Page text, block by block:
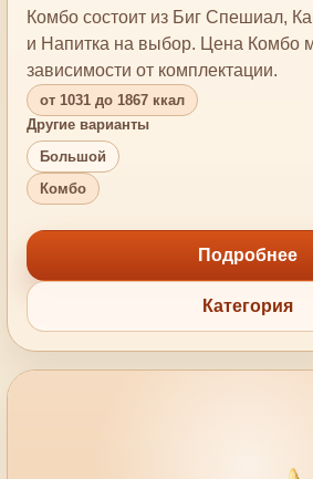
Комбо состоит из Биг Спешиал,
и Напитка на выбор. Цена Комбо
зависимости от комплектации.
от 1031 до 1867 ккал
Другие варианты
Большой
Комбо
Подробнее
Категория